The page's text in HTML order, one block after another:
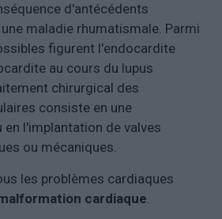
d'antécédents
maladie rhumatismale. Parmi
figurent l'endocardite
au cours du lupus
chirurgical des
consiste en une
l'implantation de valves
ou mécaniques.
les problèmes cardiaques
cardiaque.